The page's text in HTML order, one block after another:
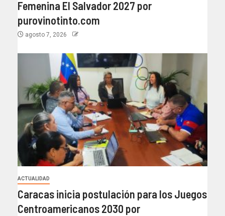
Femenina El Salvador 2027 por
purovinotinto.com
agosto 7, 2026
ACTUALIDAD
Caracas inicia postulación para los Juegos
Centroamericanos 2030 por